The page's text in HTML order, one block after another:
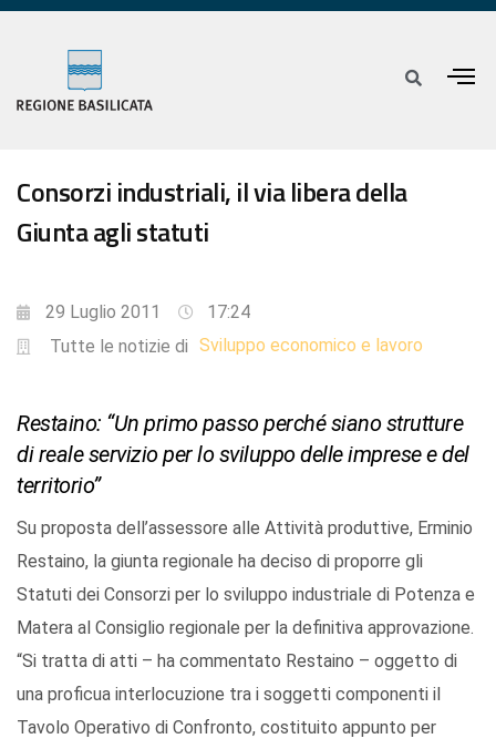
Consorzi industriali, il via libera della
Giunta agli statuti
29 Luglio 2011
17:24
Tutte le notizie di Sviluppo economico e lavoro
Restaino: “Un primo passo perché siano strutture
di reale servizio per lo sviluppo delle imprese e del
territorio”
Su proposta dell’assessore alle Attività produttive, Erminio
Restaino, la giunta regionale ha deciso di proporre gli
Statuti dei Consorzi per lo sviluppo industriale di Potenza e
Matera al Consiglio regionale per la definitiva approvazione.
“Si tratta di atti – ha commentato Restaino – oggetto di
una proficua interlocuzione tra i soggetti componenti il
Tavolo Operativo di Confronto, costituito appunto per